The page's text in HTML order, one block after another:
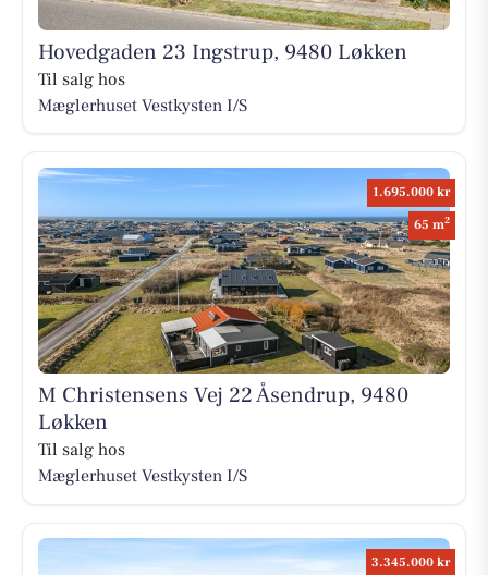
Hovedgaden 23 Ingstrup, 9480 Løkken
Til salg hos
Mæglerhuset Vestkysten I/S
1.695.000 kr
65 m2
M Christensens Vej 22 Åsendrup, 9480
Løkken
Til salg hos
Mæglerhuset Vestkysten I/S
3.345.000 kr